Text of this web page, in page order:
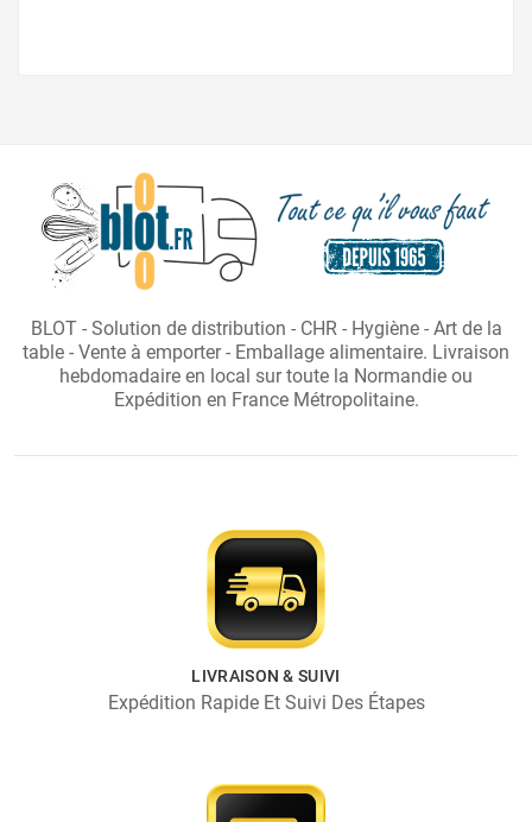
BLOT - Solution de distribution - CHR - Hygiène - Art de la
table - Vente à emporter - Emballage alimentaire. Livraison
hebdomadaire en local sur toute la Normandie ou
Expédition en France Métropolitaine.
LIVRAISON & SUIVI
Expédition Rapide Et Suivi Des Étapes